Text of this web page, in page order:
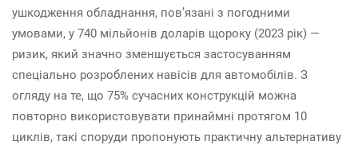
ушкодження обладнання, пов’язані з погодними
умовами, у 740 мільйонів доларів щороку (2023 рік) —
ризик, який значно зменшується застосуванням
спеціально розроблених навісів для автомобілів. З
огляду на те, що 75% сучасних конструкцій можна
повторно використовувати принаймні протягом 10
циклів, такі споруди пропонують практичну альтернативу